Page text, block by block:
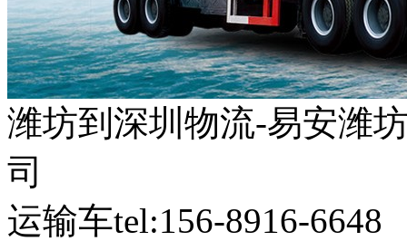
潍坊到深圳物流-易安潍
司
运输车tel:156-8916-6648